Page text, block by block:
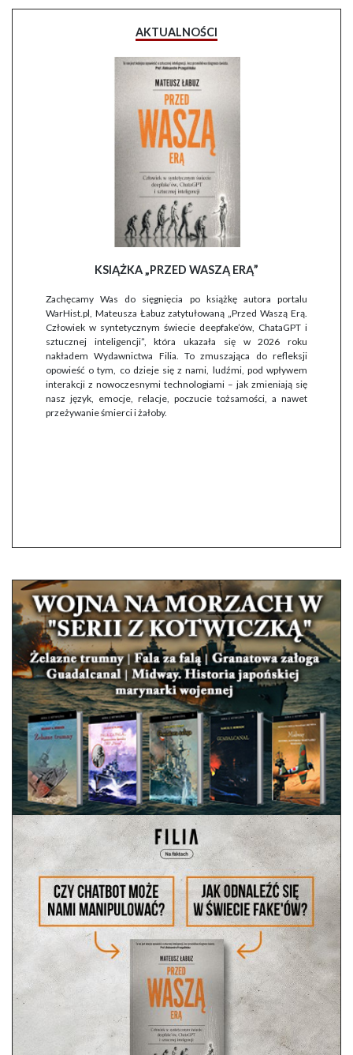
AKTUALNOŚCI
KSIĄŻKA „PRZED WASZĄ ERĄ”
Zachęcamy Was do sięgnięcia po książkę autora portalu
WarHist.pl, Mateusza Łabuz zatytułowaną „Przed Waszą Erą.
Człowiek w syntetycznym świecie deepfake’ów, ChataGPT i
sztucznej inteligencji”, która ukazała się w 2026 roku
nakładem Wydawnictwa Filia. To zmuszająca do refleksji
opowieść o tym, co dzieje się z nami, ludźmi, pod wpływem
interakcji z nowoczesnymi technologiami – jak zmieniają się
nasz język, emocje, relacje, poczucie tożsamości, a nawet
przeżywanie śmierci i żałoby.